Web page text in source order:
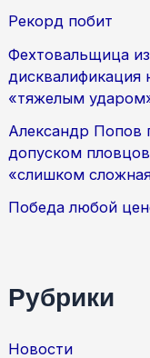
Рекорд побит
Фехтовальщица
дисквалификация
«тяжелым
Александр Попов
допуском
«слишком
Победа любой
Рубрики
Новости